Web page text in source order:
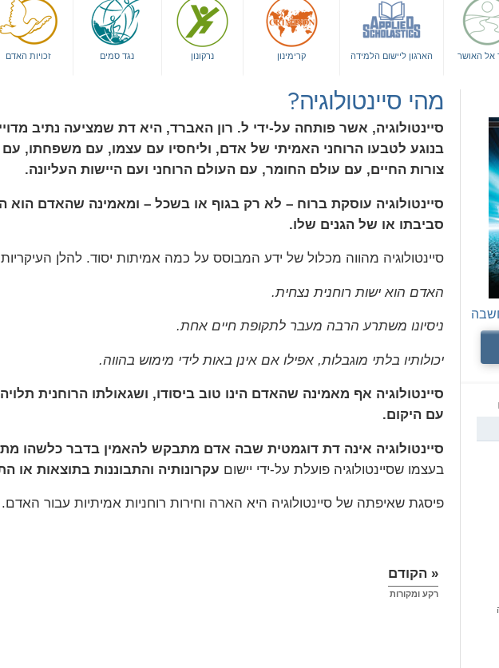
אל האושר הארגון ליישום הלמידה קרימינון נרקונון נגד סמים זכויות האדם
מהי סיינטולוגיה?
סיינטולוגיה, אשר פותחה על-ידי ל. רון האברד, היא דת שמציעה נתיב
בנוגע לטבעו הרוחני האמיתי של אדם, וליחסיו עם עצמו, עם משפחתו,
צורות החיים, עם עולם החומר, עם העולם הרוחני ועם היישות העליונה.
סיינטולוגיה עוסקת ברוח – לא רק בגוף או בשכל – ומאמינה שהאדם
סביבתו או של הגנים שלו.
סיינטולוגיה מהווה מכלול של ידע המבוסס על כמה אמיתות יסוד. להלן
האדם הוא ישות רוחנית נצחית.
ניסיונו משתרע הרבה מעבר לתקופת חיים אחת.
יכולותיו בלתי מוגבלות, אפילו אם אינן באות לידי מימוש בהווה.
סיינטולוגיה אף מאמינה שהאדם הינו טוב ביסודו, ושגאולתו הרוחנית תלויה
עם היקום.
סיינטולוגיה אינה דת דוגמטית שבה אדם מתבקש להאמין בדבר כלשהו
בעצמו שסיינטולוגיה פועלת על-ידי יישום עקרונותיה והתבוננות בתוצאות או
פיסגת שאיפתה של סיינטולוגיה היא הארה וחירות רוחניות אמיתיות עבור האדם.
« הקודם
רקע ומקורות